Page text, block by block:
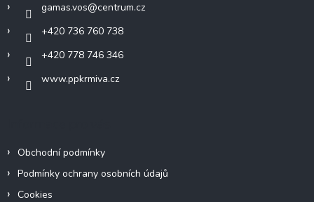
gamas.vos@centrum.cz
+420 736 760 738
+420 778 746 346
www.ppkrmiva.cz
Obchodní podmínky
Podmínky ochrany osobních údajů
Cookies